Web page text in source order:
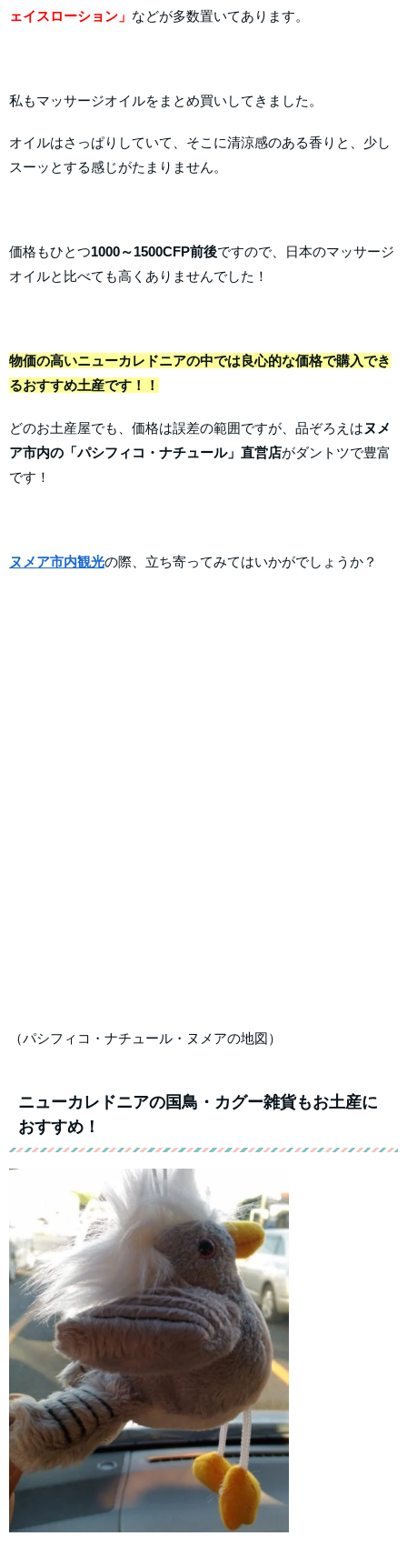
ェイスローション」 などが多数置いてあります。
私もマッサージオイルをまとめ買いしてきました。
オイルはさっぱりしていて、そこに清涼感のある香りと、少し
スーッとする感じがたまりません。
価格もひとつ1000～1500CFP前後ですので、日本のマッサージ
オイルと比べても高くありませんでした！
物価の高いニューカレドニアの中では良心的な価格で購入でき
るおすすめ土産です！！
どのお土産屋でも、価格は誤差の範囲ですが、品ぞろえは ヌメ
ア市内の「パシフィコ・ナチュール」直営店がダントツで豊富
です！
ヌメア市内観光の際、立ち寄ってみてはいかがでしょうか？
（パシフィコ・ナチュール・ヌメアの地図）
ニューカレドニアの国鳥・カグー雑貨もお土産に
おすすめ！